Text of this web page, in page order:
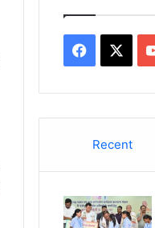
Facebook
Recent